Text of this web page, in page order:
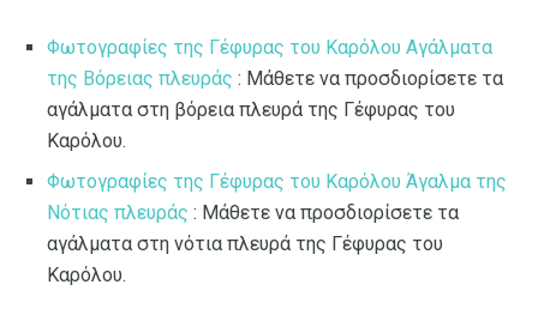
Φωτογραφίες της Γέφυρας του Καρόλου Αγάλματα
της Βόρειας πλευράς : Μάθετε να προσδιορίσετε τα
αγάλματα στη βόρεια πλευρά της Γέφυρας του
Καρόλου.
Φωτογραφίες της Γέφυρας του Καρόλου Άγαλμα της
Νότιας πλευράς : Μάθετε να προσδιορίσετε τα
αγάλματα στη νότια πλευρά της Γέφυρας του
Καρόλου.